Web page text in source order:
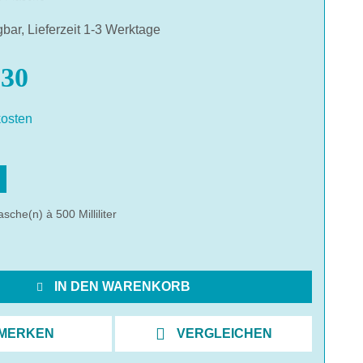
Lieferzeit 1-3 Werktage
à 500 Milliliter
IN DEN WARENKORB
MERKEN VERGLEICHEN